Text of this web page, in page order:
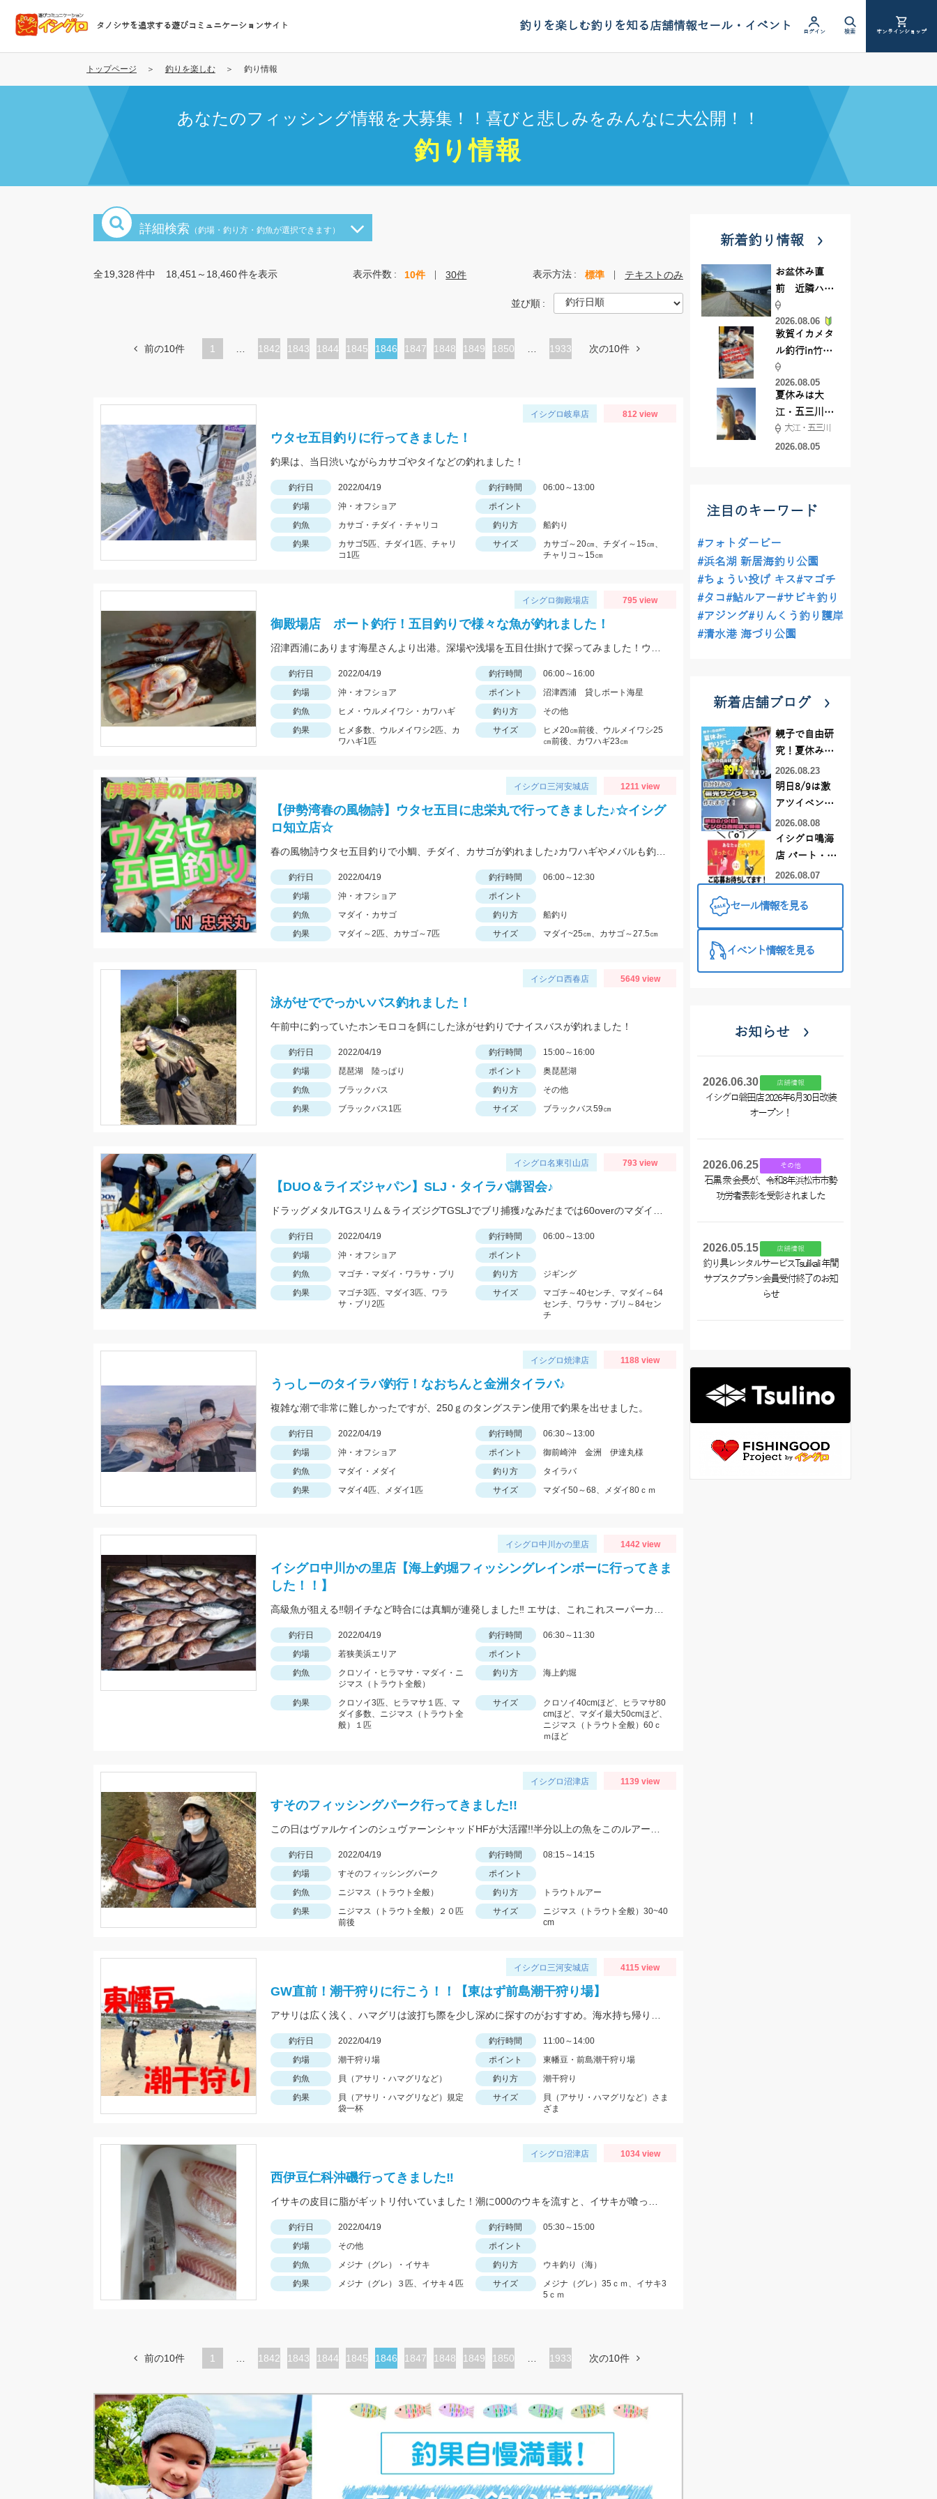
コ
テ
タノシサを追求する遊びコミュニケーションサイト 釣りを楽しむ釣りを知る店舗情報セール・イベント ログイン 検索 オンラインショップ
トップページ 釣りを楽しむ 釣り情報
あなたのフィッシング情報を大募集！！喜びと悲しみをみんなに大公開！！
釣り情報
詳細検索 （釣場・釣り方・釣魚が選択できます）
全19,328件中 18,451～18,460件を表示 表示件数 10件 30件 表示方法 標準 テキストのみ
並び順
前の10件 1
ペ
1842
ペ
1843
ペ
1844
ペ
1845
カ
ペ
1846
ペ
1847
ペ
1848
ペ
1849
ペ
1850 1933 次の10件
イシグロ岐阜店 812 view
ウタセ五目釣りに行ってきました！
釣果は、当日渋いながらカサゴやタイなどの釣れました！
釣行日 2022/04/19 釣行時間
06:00～13:00
釣場
沖・オフショア
ポイント
釣魚
カサゴ・チダイ・チャリコ 釣り方
船釣り
釣果
カサゴ5匹、チダイ1匹、チャリ
コ1匹
サイズ
カサゴ～20㎝、チダイ～15㎝、
チャリコ～15㎝
イシグロ御殿場店 795 view
御殿場店 ボート釣行！五目釣りで様々な魚が釣れました！
釣行日 2022/04/19 釣行時間
06:00～16:00
釣場
沖・オフショア ポイント
沼津西浦 貸しボート海星
釣魚
ヒメ・ウルメイワシ・カワハギ 釣り方
その他
釣果
ヒメ多数、ウルメイワシ2匹、カ
ワハギ1匹
サイズ
ヒメ20㎝前後、ウルメイワシ25
㎝前後、カワハギ23㎝
イシグロ三河安城店 1211 view
【伊勢湾春の風物詩】ウタセ五目に忠栄丸で行ってきました♪☆イシグ
ロ知立店☆
釣行日 2022/04/19 釣行時間
06:00～12:30
釣場
沖・オフショア
ポイント
釣魚
マダイ・カサゴ 釣り方
船釣り
釣果
マダイ～2匹、カサゴ～7匹 サイズ マダイ~25㎝、カサゴ～27.5㎝
イシグロ西春店 5649 view
泳がせででっかいバス釣れました！
午前中に釣っていたホンモロコを餌にした泳がせ釣りでナイスバスが釣れました！
釣行日 2022/04/19 釣行時間
15:00～16:00
釣場
琵琶湖 陸っぱり ポイント
奥琵琶湖
釣魚
ブラックバス 釣り方
その他
釣果
ブラックバス1匹 サイズ ブラックバス59㎝
イシグロ名東引山店 793 view
【DUO＆ライズジャパン】SLJ・タイラバ講習会♪
釣行日 2022/04/19 釣行時間
06:00～13:00
釣場
沖・オフショア
ポイント
釣魚
マゴチ・マダイ・ワラサ・ブリ 釣り方
ジギング
釣果
マゴチ3匹、マダイ3匹、ワラ
サ・ブリ2匹
サイズ
マゴチ～40センチ、マダイ～64
センチ、ワラサ・ブリ～84セン
チ
イシグロ焼津店 1188 view
うっしーのタイラバ釣行！なおちんと金洲タイラバ♪
複雑な潮で非常に難しかったですが、250ｇのタングステン使用で釣果を出せました。
釣行日 2022/04/19 釣行時間
06:30～13:00
釣場
沖・オフショア ポイント
御前崎沖 金洲 伊達丸様
釣魚
マダイ・メダイ 釣り方
タイラバ
釣果
マダイ4匹、メダイ1匹 サイズ マダイ50～68、メダイ80ｃｍ
イシグロ中川かの里店 1442 view
イシグロ中川かの里店【海上釣堀フィッシングレインボーに行ってきま
した！！】
釣行日 2022/04/19 釣行時間
06:30～11:30
釣場
若狭美浜エリア
ポイント
釣魚
クロソイ・ヒラマサ・マダイ・ニ
ジマス（トラウト全般）
釣り方 海上釣堀
釣果
クロソイ3匹、ヒラマサ１匹、マ
ダイ多数、ニジマス（トラウト全
般）１匹
サイズ
クロソイ40cmほど、ヒラマサ80
cmほど、マダイ最大50cmほど、
ニジマス（トラウト全般）60ｃ
ｍほど
イシグロ沼津店 1139 view
すそのフィッシングパーク行ってきました!!
釣行日 2022/04/19 釣行時間
08:15～14:15
釣場
すそのフィッシングパーク
ポイント
釣魚
ニジマス（トラウト全般） 釣り方
トラウトルアー
釣果
ニジマス（トラウト全般）２０匹
前後
サイズ
ニジマス（トラウト全般）30~40
cm
イシグロ三河安城店 4115 view
GW直前！潮干狩りに行こう！！【東はず前島潮干狩り場】
釣行日 2022/04/19 釣行時間
11:00～14:00
釣場
潮干狩り場 ポイント
東幡豆・前島潮干狩り場
釣魚
貝（アサリ・ハマグリなど） 釣り方
潮干狩り
釣果
貝（アサリ・ハマグリなど）規定
袋一杯
サイズ
貝（アサリ・ハマグリなど）さま
ざま
イシグロ沼津店 1034 view
西伊豆仁科沖磯行ってきました‼
釣行日 2022/04/19 釣行時間
05:30～15:00
釣場
その他
ポイント
釣魚
メジナ（グレ）・イサキ 釣り方
ウキ釣り（海）
釣果
メジナ（グレ）３匹、イサキ４匹 サイズ
メジナ（グレ）35ｃｍ、イサキ3
5ｃｍ
前の10件 1
ペ
1842
ペ
ジ
1843
ペ
1844
ペ
1845
カ
ト
ジ
1846
ペ
1847
ペ
1848
ペ
1849
ペ
1850 1933 次の10件
新着釣り情報
お盆休み直
前 近隣ハゼ
釣り場調査し
てきました
2026.08.06
敦賀イカメタ
ル釣行in竹宝
丸様 釣り方で
釣果が激変！
竿頭を取った
パターンと
は？
2026.08.05
夏休みは大
江・五三川で
バスフィッシ
ング♪
大江・五三川
2026.08.05
注目のキーワード
#フォトダービー
#浜名湖 新居海釣り公園
#ちょうい投げ キス#マゴチ
#タコ#鮎ルアー#サビキ釣り
#アジング#りんくう釣り護岸
#清水港 海づり公園
新着店舗ブログ
親子で自由研
究！夏休みに
釣りデビュー
2026.08.23
明日8/9は激
アツイベント
日！！！～オ
ーダー偏光グ
ラス受注会～
2026.08.08
イシグロ鳴海
店 パート・ア
ルバイトスタ
募集中！
2026.08.07
セール情報を見る
イベント情報を見る
お知らせ
2026.06.30 店舗情報
イシグロ磐田店 2026年6月30日改装
オープン！
2026.06.25 その他
石黒 衆 会長が、令和8年浜松市市勢
功労者表彰を受彰されました
2026.05.15 店舗情報
釣り具レンタルサービスTsulikali 年間
サブスクプラン会員受付終了のお知
らせ